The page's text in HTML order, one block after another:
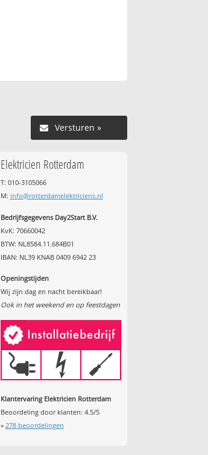
Versturen »
Elektricien Rotterdam
T: 010-3105066
M: info@rotterdamelektriciens.nl
Bedrijfsgegevens Day2Start B.V.
KvK: 70660042
BTW: NL8584.11.684B01
IBAN: NL39 KNAB 0409 6942 23
Openingstijden
Wij zijn dag en nacht bereikbaar!
Ook in het weekend en op feestdagen
Klantervaring Elektricien Rotterdam
Beoordeling door klanten: 4.5/5
» 278beoordelingen